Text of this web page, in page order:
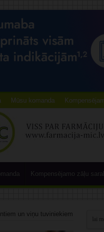
Mūsu komanda
Kompensējamo zāļu
un viņu tuviniekiem